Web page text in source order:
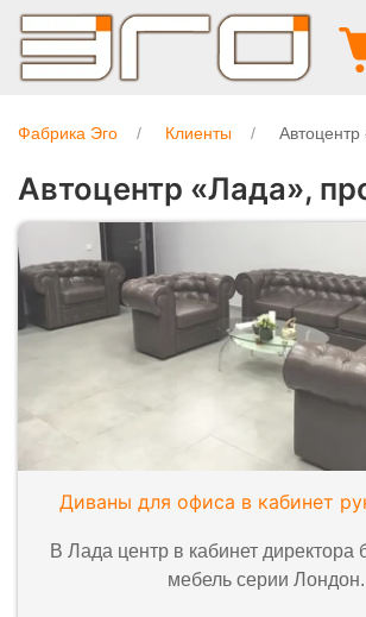
Фабрика Эго Клиенты
Автоцентр «Лада»,
Диваны для офиса в кабинет
В Лада центр в кабинет директора
мебель серии Лондон.